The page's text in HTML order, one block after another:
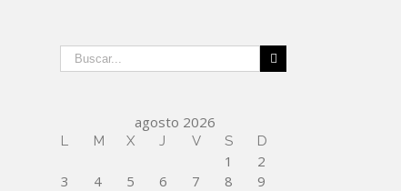
agosto 2026
L M X J V S D
1
2
3
4 5 6 7 8
9